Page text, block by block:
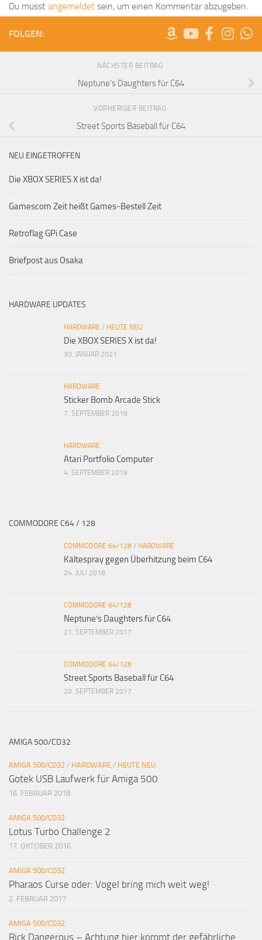
Du musst angemeldet sein, um einen Kommentar abzugeben.
FOLGEN:
NÄCHSTER BEITRAG
Neptune’s Daughters für C64
VORHERIGER BEITRAG
Street Sports Baseball für C64
NEU EINGETROFFEN
Die XBOX SERIES X ist da!
Gamescom Zeit heißt Games-Bestell Zeit
Retroflag GPi Case
Briefpost aus Osaka
HARDWARE UPDATES
HARDWARE / HEUTE NEU
Die XBOX SERIES X ist da!
30. JANUAR 2021
HARDWARE
Sticker Bomb Arcade Stick
7. SEPTEMBER 2019
HARDWARE
Atari Portfolio Computer
4. SEPTEMBER 2019
COMMODORE C64 / 128
COMMODORE 64/128 / HARDWARE
Kältespray gegen Überhitzung beim C64
24. JULI 2018
COMMODORE 64/128
Neptune’s Daughters für C64
21. SEPTEMBER 2017
COMMODORE 64/128
Street Sports Baseball für C64
20. SEPTEMBER 2017
AMIGA 500/CD32
AMIGA 500/CD32 / HARDWARE / HEUTE NEU
Gotek USB Laufwerk für Amiga 500
16. FEBRUAR 2018
AMIGA 500/CD32
Lotus Turbo Challenge 2
17. OKTOBER 2016
AMIGA 500/CD32
Pharaos Curse oder: Vogel bring mich weit weg!
2. FEBRUAR 2017
AMIGA 500/CD32
Rick Dangerous – Achtung hier kommt der gefährliche